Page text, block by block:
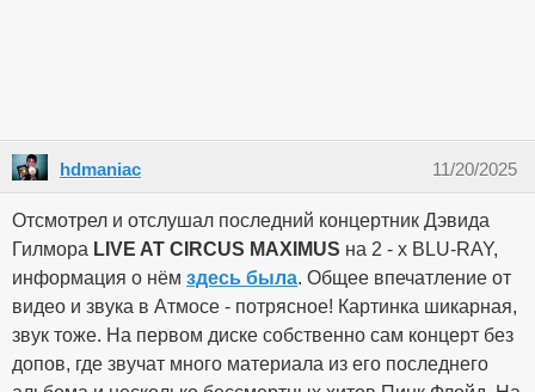
11/20/2025
hdmaniac
Отсмотрел и отслушал последний концертник Дэвида
Гилмора LIVE AT CIRCUS MAXIMUS на 2 - х BLU-RAY,
информация о нём здесь была. Общее впечатление от
видео и звука в Атмосе - потрясное! Картинка шикарная,
звук тоже. На первом диске собственно сам концерт без
допов, где звучат много материала из его последнего